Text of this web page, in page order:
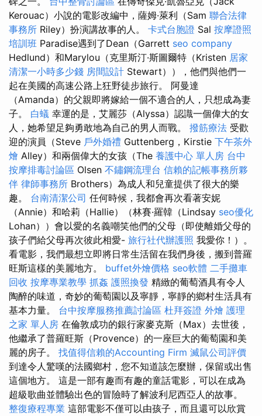
Kerouac）小說的電影改編中，薩姆·萊利（Sam 聯合法律
事務所 Riley）扮演講故事的人。 卡式台胞證 Sal 按摩證照
培訓班 Paradise遇到了Dean（Garrett seo company
Hedlund）和Marylou（克里斯汀·斯圖爾特（Kristen 居家
清潔一小時多少錢 房間設計 Stewart）），他們與他們一
起在美國的高速公路上狂野徒步旅行。 阿曼達
（Amanda）的父親即將嫁給一個不適合的人，只想成為妻
子。 白蟻 幸運的是，艾麗莎（Alyssa）認識一個偉大的女
人，她希望足夠勇敢地為自己的男人而戰。 撥筋療法 受歡
迎的演員（Steve 戶外婚禮 Guttenberg，Kirstie 下午茶外
燴 Alley）和兩個偉大的女孩（The 養護中心 單人房 台中
按摩排毒討論區 Olsen 不鏽鋼流理台 信賴的記帳事務所夥
伴 律師事務所 Brothers）為成人和兒童提供了很大的樂
趣。 台南清潔公司 任何時候，我都會再次看著安妮
（Annie）和哈莉（Hallie）（林賽·羅韓（Lindsay seo優化
Lohan））會以愛的名義嘲笑他們的父母（即使離婚父母的
孩子們給父母再次彼此相愛- 旅行社代辦護照 我愛你！）。
看電影，我們最想立即將日常生活留在我們身後，搬到普羅
旺斯這樣的美麗地方。 buffet外燴價格 seo軟體 二手攤車
回收 按摩專業教學 抓姦 護照換發 精緻的葡萄酒具有令人
陶醉的味道，奇妙的葡萄園以及寧靜，寧靜的鄉村生活具有
基本力量。 台中按摩服務推薦討論區 杜拜簽證 外燴 護理
之家 單人房 在倫敦成功的銀行家麥克斯（Max）去世後，
他繼承了普羅旺斯（Provence）的一座巨大的葡萄園和美
麗的房子。 找值得信賴的Accounting Firm 滅鼠公司評價
到達令人驚嘆的法國鄉村，您不知道該怎麼辦，保留或出售
這個地方。 這是一部有趣而有趣的童話電影，可以在成為
超級歌曲並體驗出色的冒險時了解波利尼西亞人的故事。
整復療程專業 這部電影不僅可以由孩子，而且還可以欣賞